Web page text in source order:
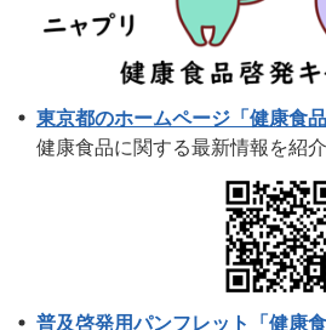
東京都のホームページ「健康食品
健康食品に関する最新情報を紹介
普及啓発用パンフレット「健康